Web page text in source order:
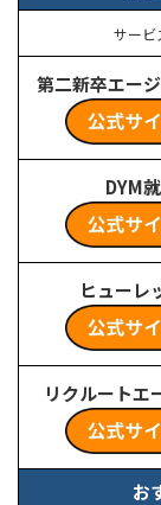
サービ
第二新卒エー
DYM
ヒューレ
リクルートエ
お